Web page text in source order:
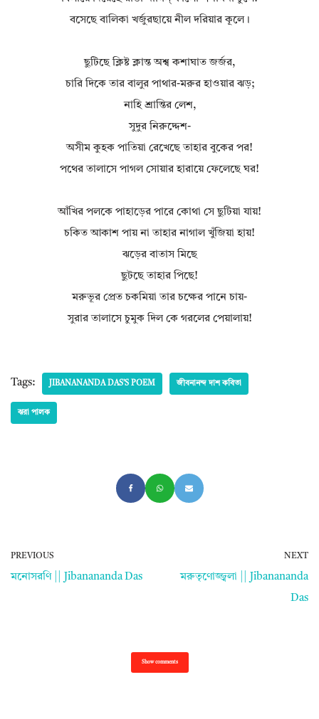
বসেছে বালিকা খর্জুরছায়ে নীল দরিয়ার কূলে।
ছুটিছে ক্লিষ্ট ক্লান্ত অশ্ব কশাঘাত জর্জর,
চারি দিকে তার বালুর পাথার-মরুর হাওয়ার ঝড়;
নাহি শ্রান্তির লেশ,
সুদুর নিরুদ্দেশ-
অসীম কুহক পাতিয়া রেখেছে তাহার বুকের পর!
পথের তালাসে পাগল সোয়ার হারায়ে ফেলেছে ঘর!
আঁখির পলকে পাহাড়ের পারে কোথা সে ছুটিয়া যায়!
চকিত আকাশ পায় না তাহার নাগাল খুঁজিয়া হায়!
ঝড়ের বাতাস মিছে
ছুটছে তাহার পিছে!
মরুভূর প্রেত চকমিয়া তার চক্ষের পানে চায়-
সুরার তালাসে চুমুক দিল কে গরলের পেয়ালায়!
Tags: JIBANANANDA DAS’S POEM জীবনানন্দ দাশ কবিতা
ঝরা পালক
PREVIOUS
মনোসরণি || Jibanananda Das
NEXT
মরুতৃণোজ্জ্বলা || Jibanananda
Das
Show comments